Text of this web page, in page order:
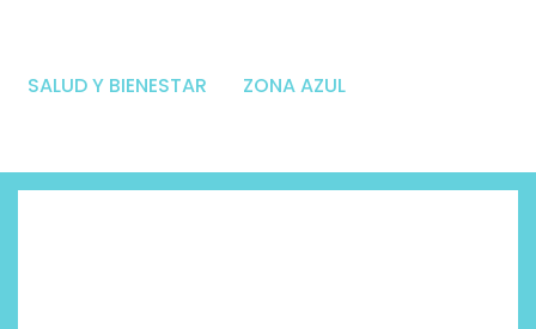
SALUD Y BIENESTAR ZONA AZUL